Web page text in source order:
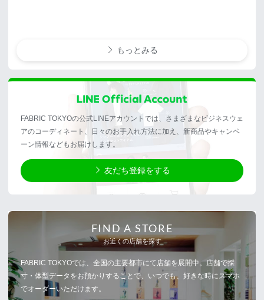
もっとみる
FABRIC TOKYOの公式LINEアカウントでは、さまざまなビジネスウェ
アのコーディネート、日々のお手入れ方法に加え、新商品やキャンペ
ーン情報などもお届けします。
友だち登録をする
FIND A STORE
お近くの店舗を探す
FABRIC TOKYOでは、全国の主要都市にて店舗を展開中。店舗で採
寸・体型データをお預かりすることで、いつでも、好きな時にスマホ
でオーダーいただけます。